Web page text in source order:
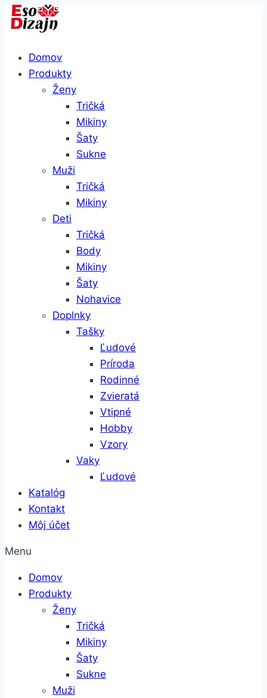
Skip
to
Domov
Produkty
Ženy
Tričká
Mikiny
Šaty
Sukne
Muži
Tričká
Mikiny
Deti
Tričká
Body
Mikiny
Šaty
Nohavice
Doplnky
Tašky
Ľudové
Príroda
Rodinné
Zvieratá
Vtipné
Hobby
Vzory
Vaky
Ľudové
Katalóg
Kontakt
Môj účet
Menu
Domov
Produkty
Ženy
Tričká
Mikiny
Šaty
Sukne
Muži